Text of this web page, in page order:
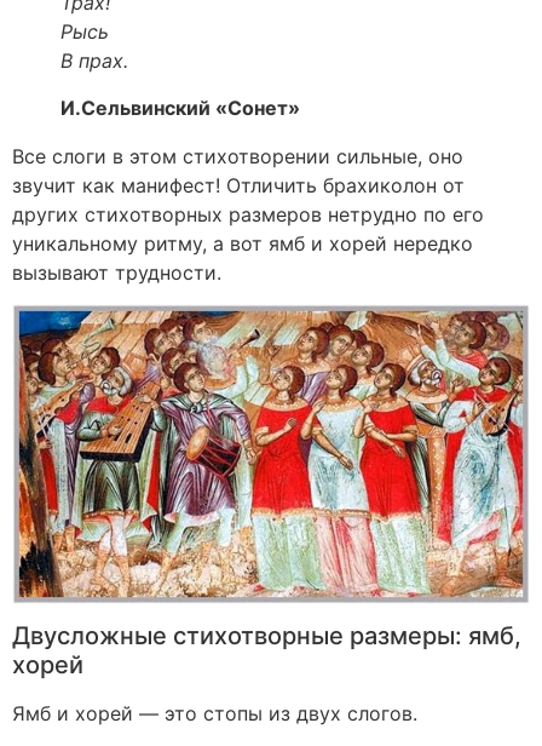
Рысь
В прах.
И.Сельвинский «Сонет»
Все слоги в этом стихотворении сильные, оно
звучит как манифест! Отличить брахиколон от
других стихотворных размеров нетрудно по его
уникальному ритму, а вот ямб и хорей нередко
вызывают трудности.
Двусложные стихотворные размеры: ямб,
хорей
Ямб и хорей — это стопы из двух слогов.